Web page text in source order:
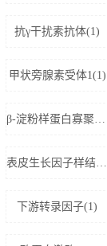
抗γ干扰素抗体(1)
甲状旁腺素受体1(1)
β-淀粉样蛋白寡聚体(1)
表皮生长因子样结构域蛋白7(1)
下游转录因子(1)